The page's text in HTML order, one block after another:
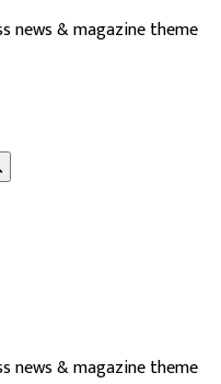
news & magazine theme
news & magazine theme